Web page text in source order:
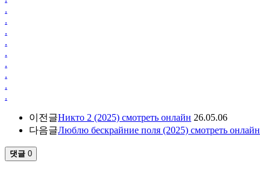
.
.
.
.
.
.
.
.
.
이전글Никто 2 (2025) смотреть онлайн 26.05.06
다음글Люблю бескрайние поля (2025) смотреть онлайн
댓글 0